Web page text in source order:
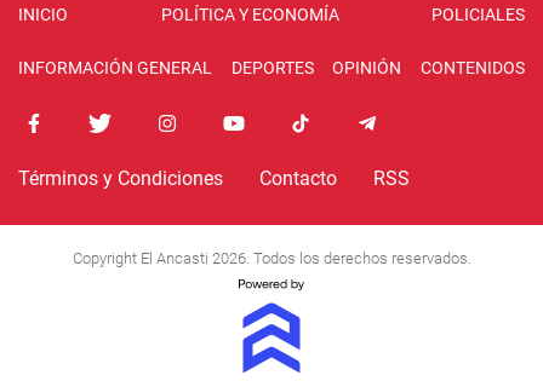
INICIO POLÍTICA Y ECONOMÍA POLICIALES
INFORMACIÓN GENERAL DEPORTES OPINIÓN CONTENIDOS
Términos y Condiciones Contacto RSS
Copyright El Ancasti 2026. Todos los derechos reservados.